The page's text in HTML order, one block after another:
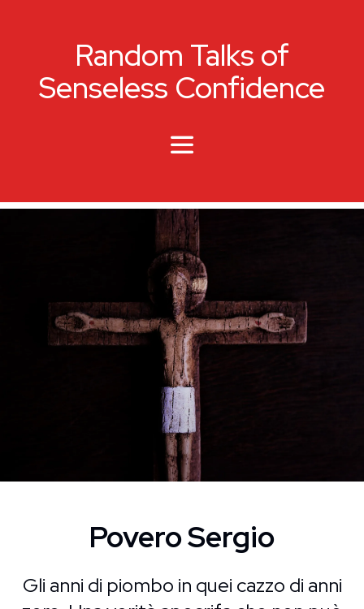
Random Talks of
Senseless Confidence
Povero Sergio
Gli anni di piombo in quei cazzo di anni